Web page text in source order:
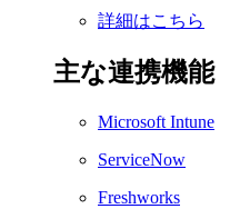
詳細はこちら
主な連携機能
Microsoft Intune
ServiceNow
Freshworks